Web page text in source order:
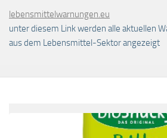
lebensmittelwarnungen.eu
unter diesem Link werden alle aktuellen
aus dem Lebensmittel-Sektor angezeigt